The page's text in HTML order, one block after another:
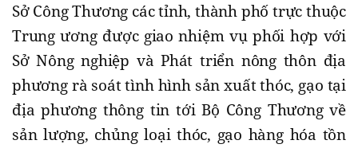
Sở Công Thương các tỉnh, thành phố trực thuộc
Trung ương được giao nhiệm vụ phối hợp với
Sở Nông nghiệp và Phát triển nông thôn địa
phương rà soát tình hình sản xuất thóc, gạo tại
địa phương thông tin tới Bộ Công Thương về
sản lượng, chủng loại thóc, gạo hàng hóa tồn